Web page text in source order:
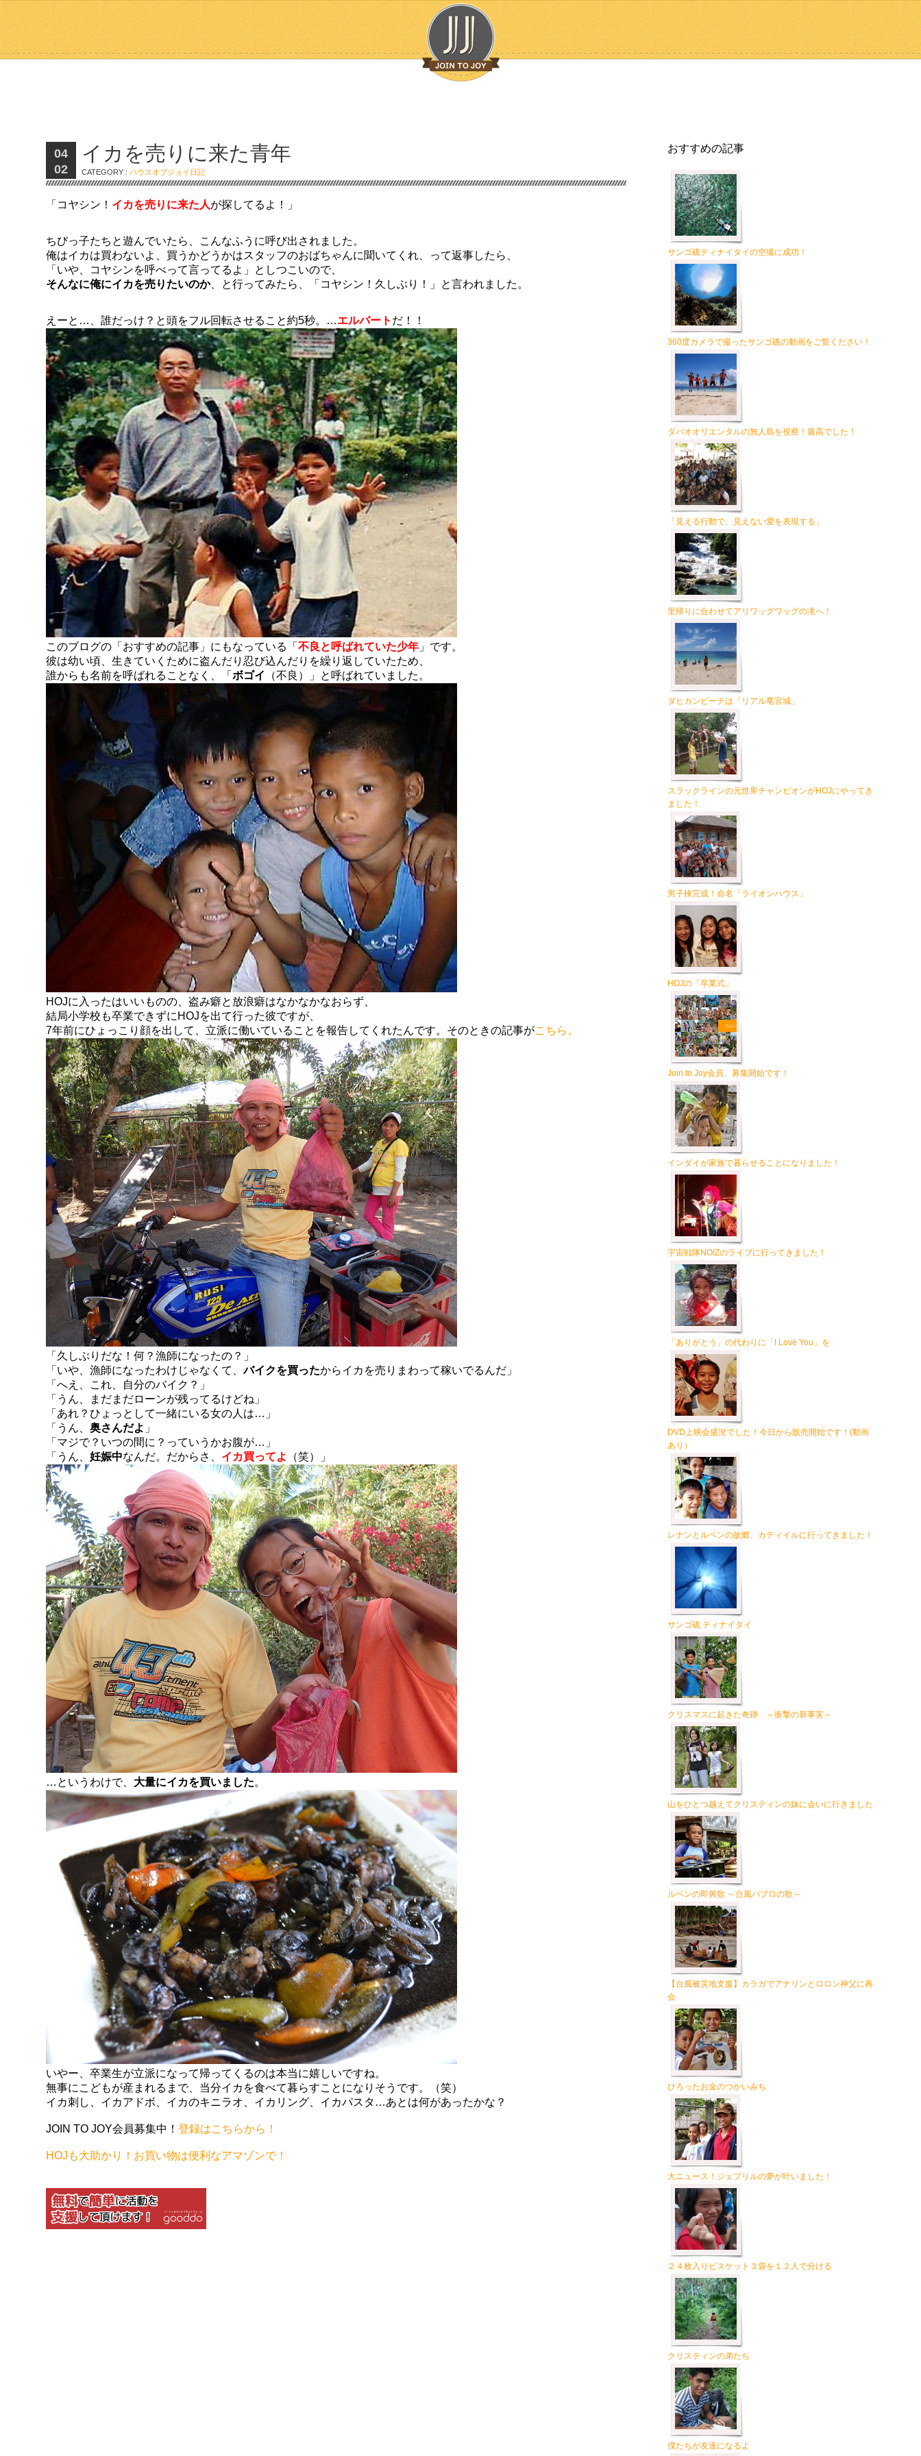
04
02
イカを売りに来た青年
CATEGORY :ハウスオブジョイ日記
「コヤシン！ イカを売りに来た人が探してるよ！」
ちびっ子たちと遊んでいたら、こんなふうに呼び出されました。
俺はイカは買わないよ、買うかどうかはスタッフのおばちゃんに聞いてくれ、って返事したら、
「いや、コヤシンを呼べって言ってるよ」としつこいので、
そんなに俺にイカを売りたいのか、と行ってみたら、「コヤシン！久しぶり！」と言われました。
えーと…、誰だっけ？と頭をフル回転させること約5秒。…エルバート だ！！
このブログの「おすすめの記事」にもなっている「不良と呼ばれていた少年 」です。
彼は幼い頃、生きていくために盗んだり忍び込んだりを繰り返していたため、
誰からも名前を呼ばれることなく、「ボゴイ （不良）」と呼ばれていました。
HOJに入ったはいいものの、盗み癖と放浪癖はなかなかなおらず、
結局小学校も卒業できずにHOJを出て行った彼ですが、
7年前にひょっこり顔を出して、立派に働いていることを報告してくれたんです。そのときの記事がこちら。
「久しぶりだな！何？漁師になったの？」
「いや、漁師になったわけじゃなくて、バイクを買ったからイカを売りまわって稼いでるんだ」
「へえ、これ、自分のバイク？」
「うん、まだまだローンが残ってるけどね」
「あれ？ひょっとして一緒にいる女の人は…」
「うん、奥さんだよ 」
「マジで？いつの間に？っていうかお腹が…」
「うん、妊娠中なんだ。だからさ、 イカ買ってよ （笑）」
…というわけで、 大量にイカを買いました。
いやー、卒業生が立派になって帰ってくるのは本当に嬉しいですね。
無事にこどもが産まれるまで、当分イカを食べて暮らすことになりそうです。（笑）
イカ刺し、イカアドボ、イカのキニラオ、イカリング、イカパスタ…あとは何があったかな？
JOIN TO JOY会員募集中！登録はこちらから！
HOJも大助かり！お買い物は便利なアマゾンで！
おすすめの記事
サンゴ礁ティナイタイの空撮に成功！
360度カメラで撮ったサンゴ礁の動画をご覧ください！
ダバオオリエンタルの無人島を視察！最高でした！
「見える行動で、見えない愛を表現する」
里帰りに合わせてアリワッグワッグの滝へ！
ダヒカンビーチは「リアル竜宮城」
スラックラインの元世界チャンピオンがHOJにやってき
ました！
男子棟完成！命名「ライオンハウス」
HOJの「卒業式」
Join to Joy会員、募集開始です！
インダイが家族で暮らせることになりました！
宇宙戦隊NOIZのライブに行ってきました！
「ありがとう」の代わりに「I Love You」を
DVD上映会盛況でした！今日から販売開始です！(動画
あり）
レナンとルベンの故郷、カティイルに行ってきました！
サンゴ礁 ティナイタイ
クリスマスに起きた奇跡 ～衝撃の新事実～
山をひとつ越えてクリスティンの妹に会いに行きました
ルベンの即興歌 ～台風パブロの歌～
【台風被災地支援】カラガでアナリンとロロン神父に再
会
ひろったお金のつかいみち
大ニュース！ジェプリルの夢が叶いました！
２４枚入りビスケット３袋を１２人で分ける
クリスティンの弟たち
僕たちが友達になるよ